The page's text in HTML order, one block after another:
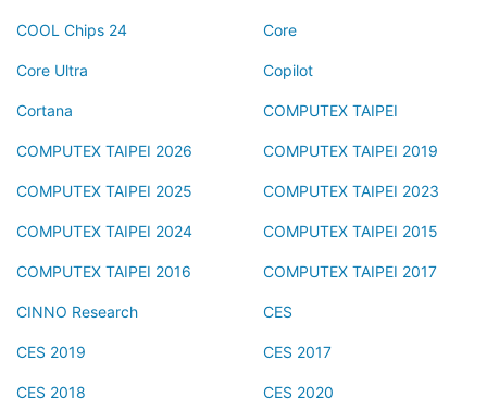
COOL Chips 24 Core
Core Ultra Copilot
Cortana COMPUTEX TAIPEI
COMPUTEX TAIPEI 2026 COMPUTEX TAIPEI 2019
COMPUTEX TAIPEI 2025 COMPUTEX TAIPEI 2023
COMPUTEX TAIPEI 2024 COMPUTEX TAIPEI 2015
COMPUTEX TAIPEI 2016 COMPUTEX TAIPEI 2017
CINNO Research CES
CES 2019 CES 2017
CES 2018 CES 2020